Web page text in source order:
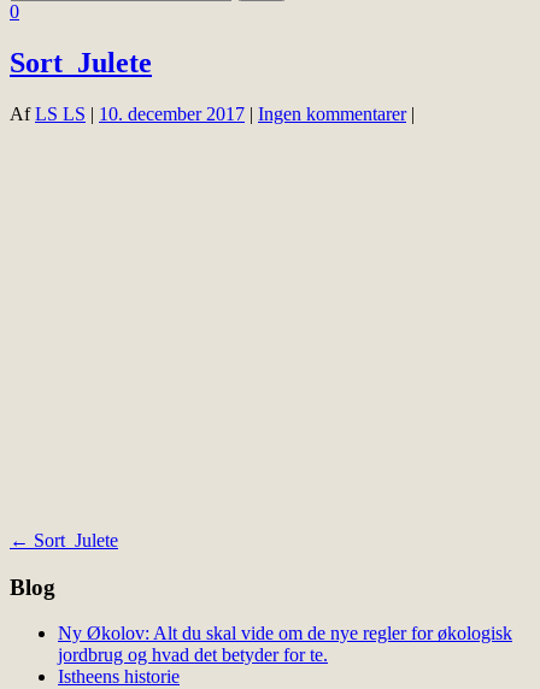
0
Sort_Julete
AfLS LS | 10. december 2017 | Ingen kommentarer|
Indlægsnavigation
← Sort_Julete
Blog
Ny Økolov: Alt du skal vide om de nye regler for økologisk
jordbrug og hvad det betyder for te.
Istheens historie